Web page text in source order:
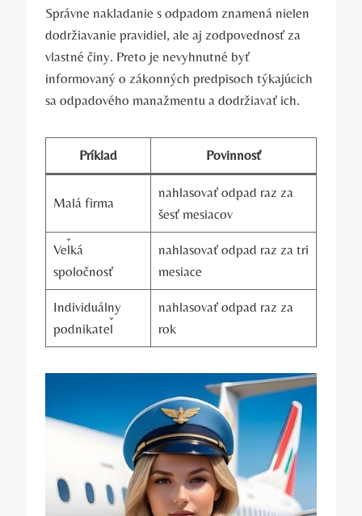
Správne nakladanie s odpadom znamená nielen
dodržiavanie pravidiel, ale aj zodpovednosť za
vlastné činy. Preto je nevyhnutné byť
informovaný o zákonných predpisoch týkajúcich
sa odpadového manažmentu a dodržiavať ich.
Príklad Povinnosť
Malá firma
nahlasovať odpad raz za
šesť mesiacov
Veľká
spoločnosť
nahlasovať odpad raz za tri
mesiace
Individuálny
podnikateľ
nahlasovať odpad raz za
rok